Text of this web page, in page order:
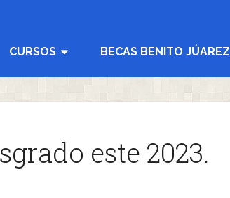
CURSOS BECAS BENITO JÚAREZ
este 2023.